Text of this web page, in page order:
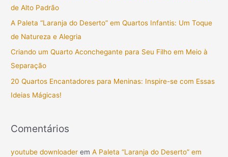
r
p
o
r
:
de Alto Padrão
A Paleta “Laranja do Deserto” em Quartos Infantis: Um Toque
de Natureza e Alegria
Criando um Quarto Aconchegante para Seu Filho em Meio à
Separação
20 Quartos Encantadores para Meninas: Inspire-se com Essas
Ideias Mágicas!
Comentários
youtube downloader emA Paleta “Laranja do Deserto” em